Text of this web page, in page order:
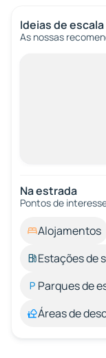
Ideias de escala
As nossas
Na estrada
Pontos de
Alojamentos
Estações de
Parques de
Áreas de